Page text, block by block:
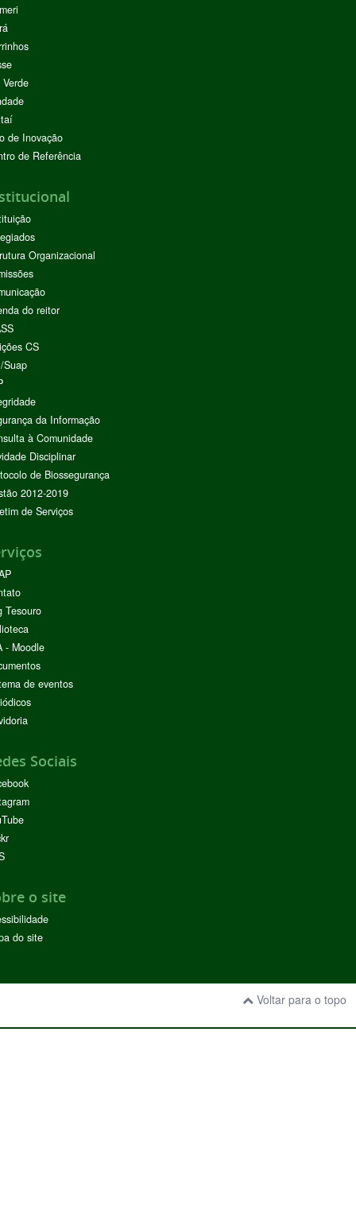
de Inovação
de Referência
Organizacional
do reitor
CS
Suap
da Informação
à Comunidade
Disciplinar
de Biossegurança
2012-2019
de Serviços
Tesouro
- Moodle
de eventos
Sociais
o site
do site
Voltar para o topo